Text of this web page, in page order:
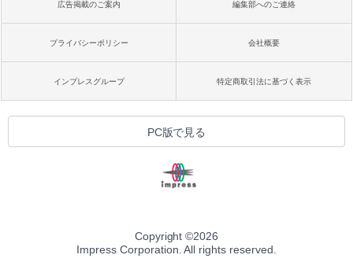
広告掲載のご案内 編集部へのご連絡
プライバシーポリシー 会社概要
インプレスグループ 特定商取引法に基づく表示
PC版で見る
Copyright ©2026
Impress Corporation. All rights reserved.